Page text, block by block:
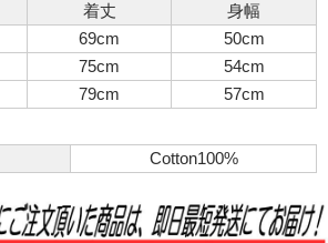
着丈
身幅
69cm
50cm
75cm
54cm
79cm
57cm
Cotton100%